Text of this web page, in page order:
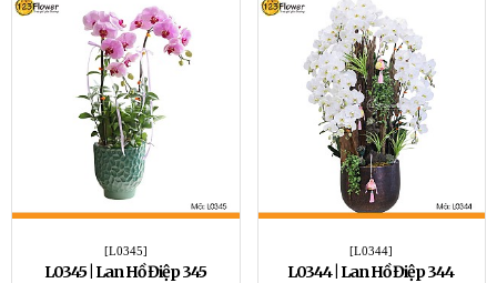
[L0345]
L0345 | Lan Hồ Điệp 345
[L0344]
L0344 | Lan Hồ Điệp 344